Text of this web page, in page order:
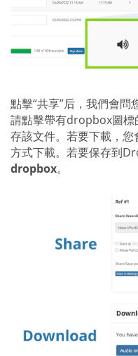
點擊“共享”后，我們會問
請點擊帶有dropbox圖標
存該文件。若要下載，
方式下載。若要保存到
dropbox。